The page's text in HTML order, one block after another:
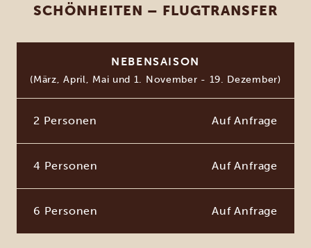
SCHÖNHEITEN – FLUGTRANSFER
NEBENSAISON
(März, April, Mai und 1. November - 19. Dezember)
2 Personen Auf Anfrage
4 Personen Auf Anfrage
6 Personen Auf Anfrage